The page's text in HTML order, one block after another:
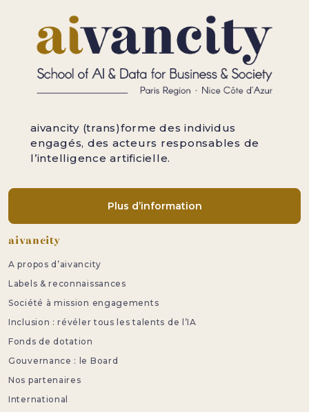
aivancity (trans)forme des individus
engagés, des acteurs responsables de
l’intelligence artificielle.
Plus d’information
Pied de page
aivancity
A propos d’aivancity
Labels & reconnaissances
Société à mission engagements
Inclusion : révéler tous les talents de l’IA
Fonds de dotation
Gouvernance : le Board
Nos partenaires
International